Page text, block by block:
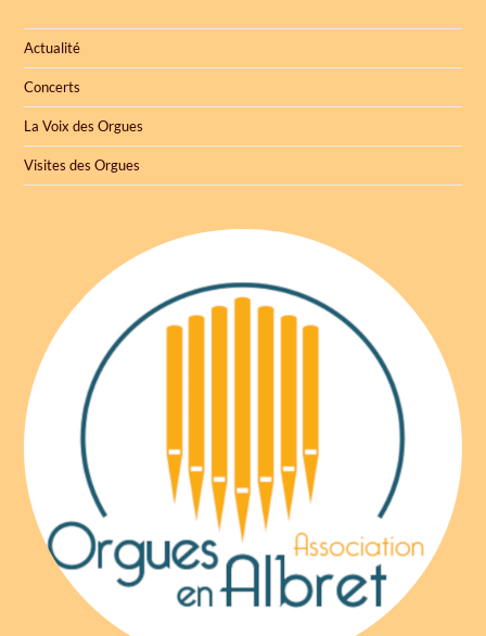
Actualité
Concerts
La Voix des Orgues
Visites des Orgues